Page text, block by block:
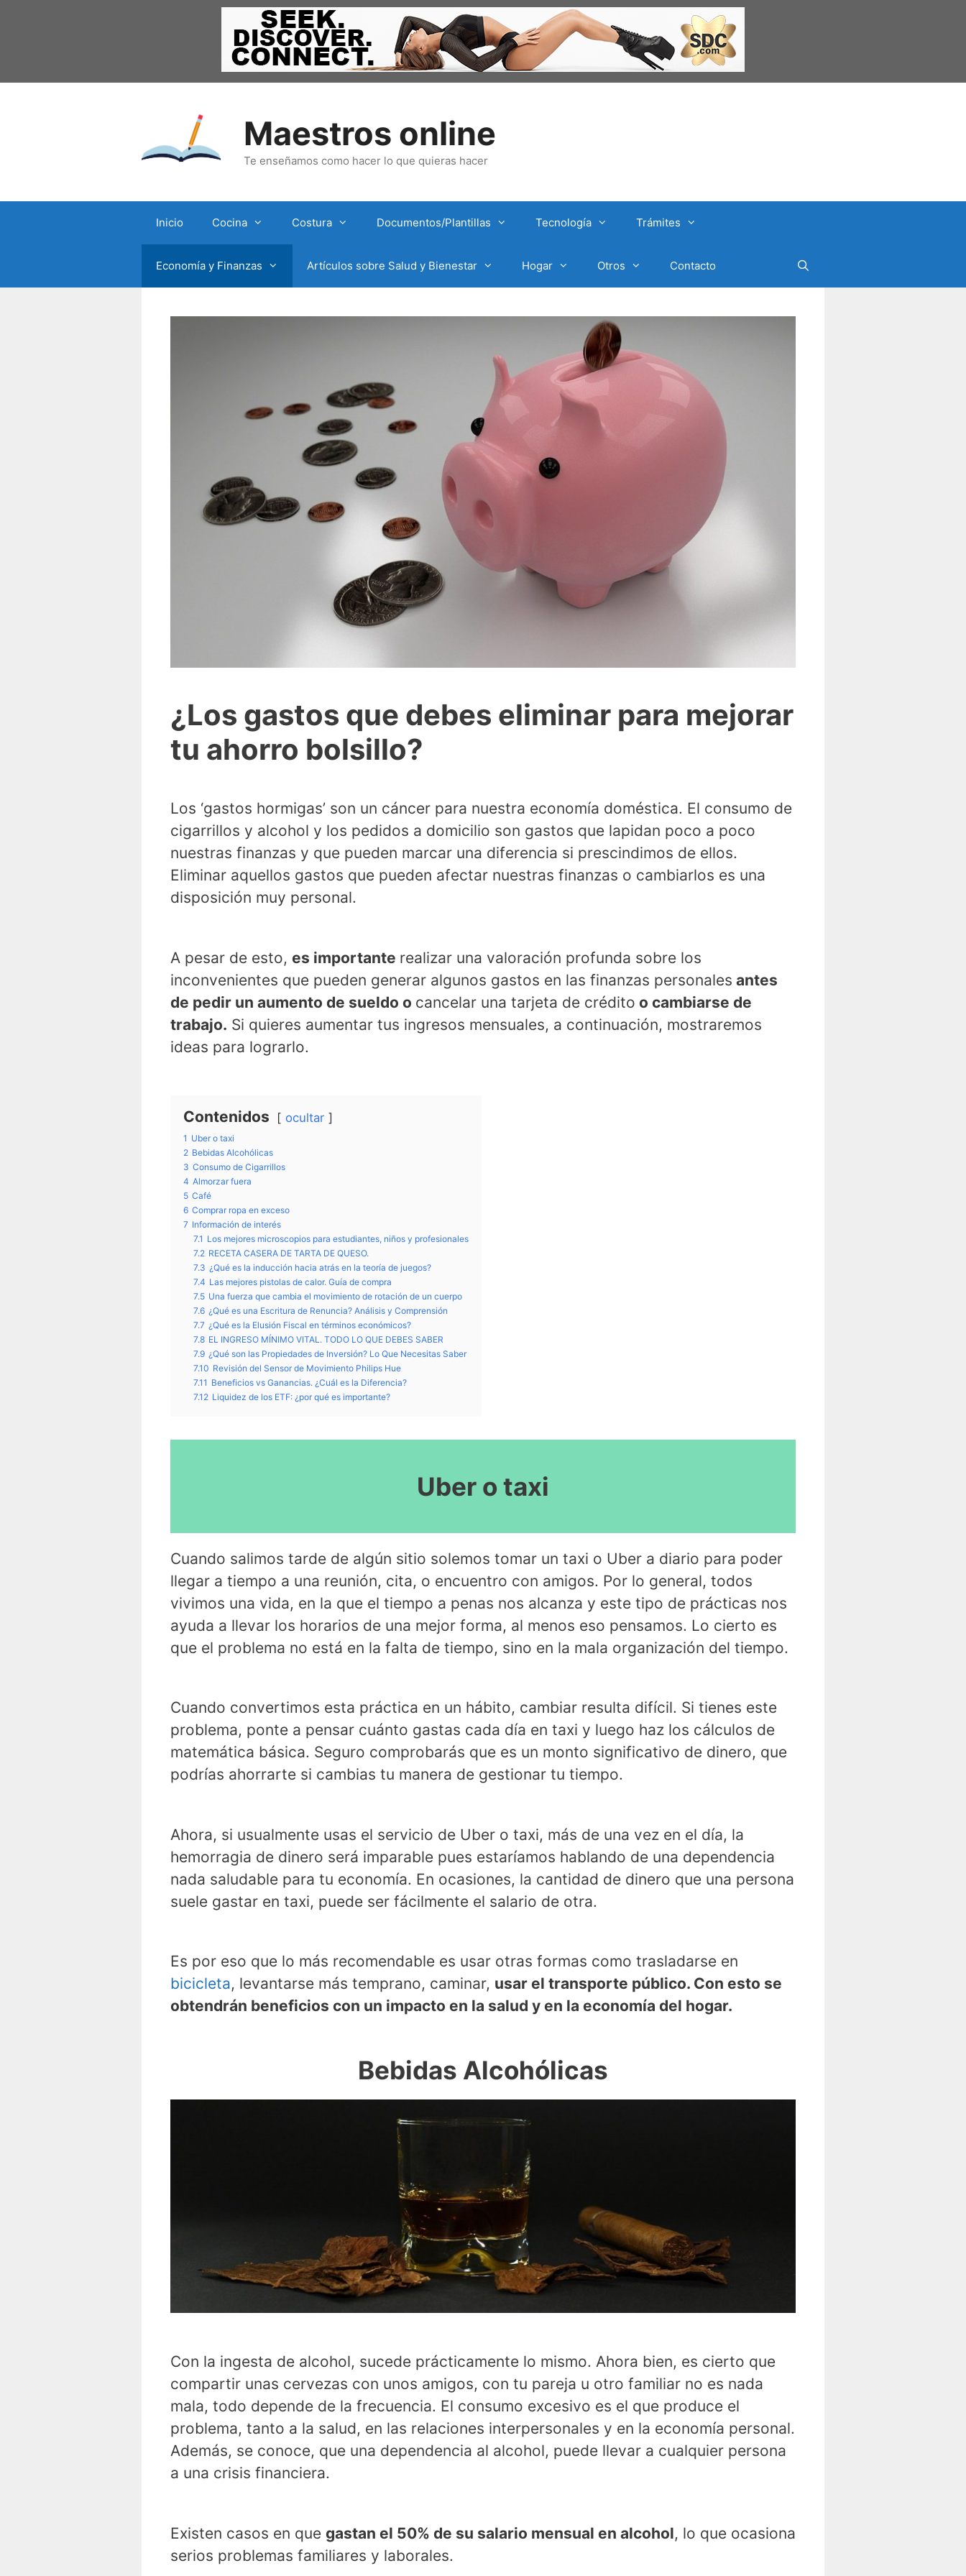
Maestros online
Te enseñamos como hacer lo que quieras hacer
Inicio Cocina Costura Documentos/Plantillas Tecnología Trámites
Economía y Finanzas Artículos sobre Salud y Bienestar Hogar Otros Contacto
¿Los gastos que debes eliminar para mejorar
tu ahorro bolsillo?
Los ‘gastos hormigas’ son un cáncer para nuestra economía doméstica. El consumo de
cigarrillos y alcohol y los pedidos a domicilio son gastos que lapidan poco a poco
nuestras finanzas y que pueden marcar una diferencia si prescindimos de ellos.
Eliminar aquellos gastos que pueden afectar nuestras finanzas o cambiarlos es una
disposición muy personal.
A pesar de esto, es importante realizar una valoración profunda sobre los
inconvenientes que pueden generar algunos gastos en las finanzas personales antes
de pedir un aumento de sueldo o cancelar una tarjeta de crédito o cambiarse de
trabajo. Si quieres aumentar tus ingresos mensuales, a continuación, mostraremos
ideas para lograrlo.
Contenidos ocultar
1 Uber o taxi
2 Bebidas Alcohólicas
3 Consumo de Cigarrillos
4 Almorzar fuera
5 Café
6 Comprar ropa en exceso
7 Información de interés
7.1 Los mejores microscopios para estudiantes, niños y profesionales
7.2 RECETA CASERA DE TARTA DE QUESO.
7.3 ¿Qué es la inducción hacia atrás en la teoría de juegos?
7.4 Las mejores pistolas de calor. Guía de compra
7.5 Una fuerza que cambia el movimiento de rotación de un cuerpo
7.6 ¿Qué es una Escritura de Renuncia? Análisis y Comprensión
7.7 ¿Qué es la Elusión Fiscal en términos económicos?
7.8 EL INGRESO MÍNIMO VITAL. TODO LO QUE DEBES SABER
7.9 ¿Qué son las Propiedades de Inversión? Lo Que Necesitas Saber
7.10 Revisión del Sensor de Movimiento Philips Hue
7.11 Beneficios vs Ganancias. ¿Cuál es la Diferencia?
7.12 Liquidez de los ETF: ¿por qué es importante?
Uber o taxi
Cuando salimos tarde de algún sitio solemos tomar un taxi o Uber a diario para poder
llegar a tiempo a una reunión, cita, o encuentro con amigos. Por lo general, todos
vivimos una vida, en la que el tiempo a penas nos alcanza y este tipo de prácticas nos
ayuda a llevar los horarios de una mejor forma, al menos eso pensamos. Lo cierto es
que el problema no está en la falta de tiempo, sino en la mala organización del tiempo.
Cuando convertimos esta práctica en un hábito, cambiar resulta difícil. Si tienes este
problema, ponte a pensar cuánto gastas cada día en taxi y luego haz los cálculos de
matemática básica. Seguro comprobarás que es un monto significativo de dinero, que
podrías ahorrarte si cambias tu manera de gestionar tu tiempo.
Ahora, si usualmente usas el servicio de Uber o taxi, más de una vez en el día, la
hemorragia de dinero será imparable pues estaríamos hablando de una dependencia
nada saludable para tu economía. En ocasiones, la cantidad de dinero que una persona
suele gastar en taxi, puede ser fácilmente el salario de otra.
Es por eso que lo más recomendable es usar otras formas como trasladarse en
bicicleta, levantarse más temprano, caminar, usar el transporte público. Con esto se
obtendrán beneficios con un impacto en la salud y en la economía del hogar.
Bebidas Alcohólicas
Con la ingesta de alcohol, sucede prácticamente lo mismo. Ahora bien, es cierto que
compartir unas cervezas con unos amigos, con tu pareja u otro familiar no es nada
mala, todo depende de la frecuencia. El consumo excesivo es el que produce el
problema, tanto a la salud, en las relaciones interpersonales y en la economía personal.
Además, se conoce, que una dependencia al alcohol, puede llevar a cualquier persona
a una crisis financiera.
Existen casos en que gastan el 50% de su salario mensual en alcohol, lo que ocasiona
serios problemas familiares y laborales.